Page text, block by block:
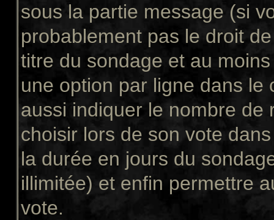
sous la partie message (si
probablement pas le droit
titre du sondage et au
une option par ligne dans le
aussi indiquer le nombre de
choisir lors de son vote
la durée en jours du
illimitée) et enfin permettre
vote.